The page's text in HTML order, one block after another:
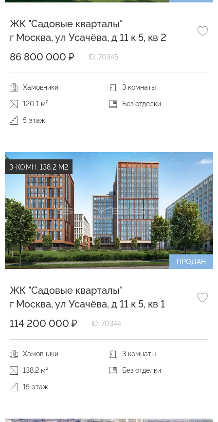
ЖК "Садовые кварталы"
г Москва, ул Усачёва, д 11 к 5, кв 2
86 800 000 ₽
ID: 70345
Хамовники 3 комнаты
120.1 м² Без отделки
5 этаж
3-КОМН. 138,2 М2
ПРОДАН
ЖК "Садовые кварталы"
г Москва, ул Усачёва, д 11 к 5, кв 1
114 200 000 ₽
ID: 70344
Хамовники 3 комнаты
138.2 м² Без отделки
15 этаж